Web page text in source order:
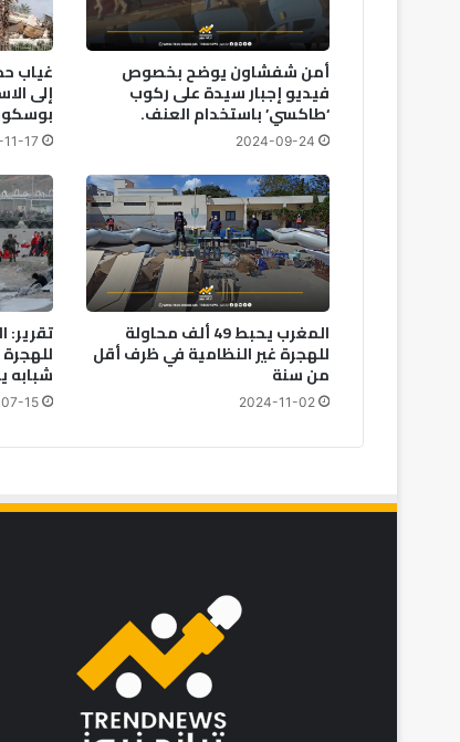
أمن شفشاون يوضح بخصوص
فيديو إجبار سيدة على ركوب
‘طاكسي’ باستخدام العنف.
2024-09-24
غياب
إلى
17
المغرب يحبط 49 ألف محاولة
للهجرة غير النظامية في ظرف أقل
من سنة
2024-11-02
تقرير:
شبابه
15